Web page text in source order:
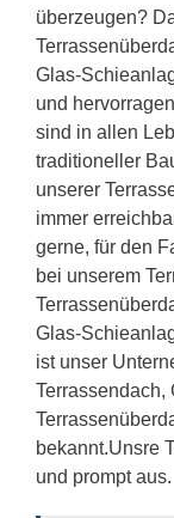
überzeugen?
Glas-
und
sind in allen
traditioneller
unserer
immer
gerne, für den
bei unserem
Glas-
ist unser
Terrassendach,
bekannt.Unsre
und prompt aus.